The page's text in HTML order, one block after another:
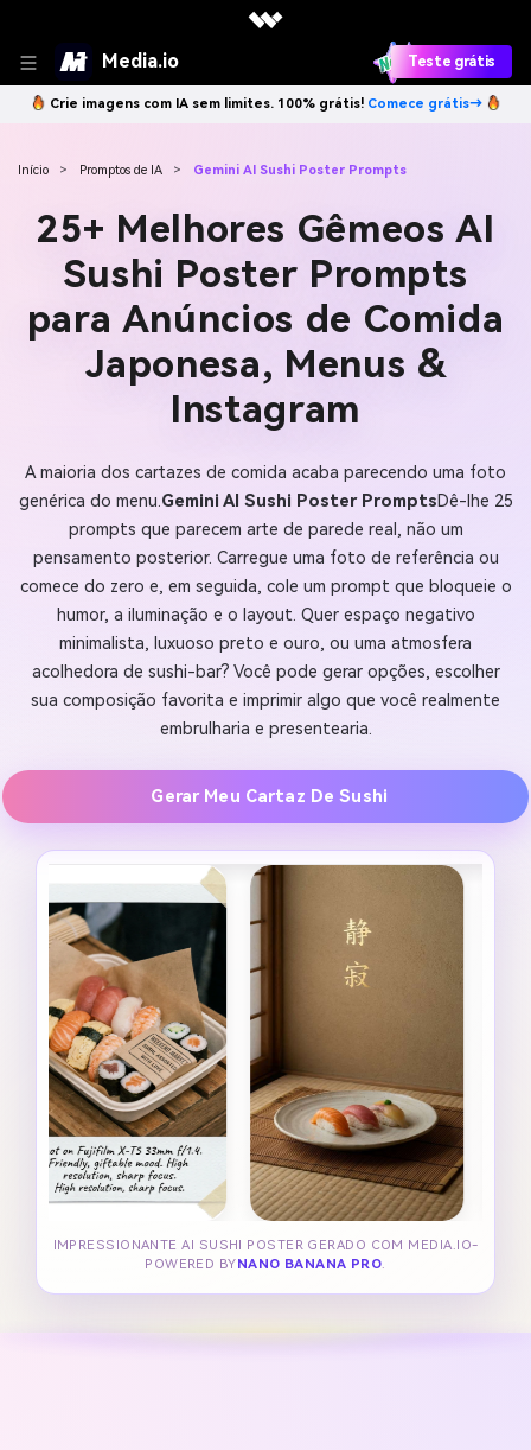
Media.io Teste grátis
Crie imagens com IA sem limites. 100% grátis! Comece grátis→
Início > Promptos de IA > Gemini AI Sushi Poster Prompts
25+ Melhores Gêmeos AI
Sushi Poster Prompts
para Anúncios de Comida
Japonesa, Menus &
Instagram
A maioria dos cartazes de comida acaba parecendo uma foto
genérica do menu.Gemini AI Sushi Poster PromptsDê-lhe 25
prompts que parecem arte de parede real, não um
pensamento posterior. Carregue uma foto de referência ou
comece do zero e, em seguida, cole um prompt que bloqueie o
humor, a iluminação e o layout. Quer espaço negativo
minimalista, luxuoso preto e ouro, ou uma atmosfera
acolhedora de sushi-bar? Você pode gerar opções, escolher
sua composição favorita e imprimir algo que você realmente
embrulharia e presentearia.
Gerar Meu Cartaz De Sushi
IMPRESSIONANTE AI SUSHI POSTER GERADO COM MEDIA.IO-
POWERED BY NANO BANANA PRO.